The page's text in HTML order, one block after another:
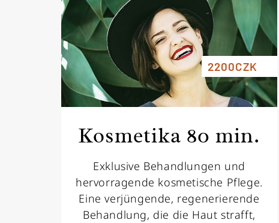
2200CZK
Kosmetika 80 min.
Exklusive Behandlungen und
hervorragende kosmetische Pflege.
Eine verjüngende, regenerierende
Behandlung, die die Haut strafft,